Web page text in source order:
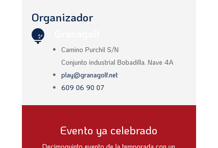
Organizador

Camino Purchil S/N
Conjunto industrial Bobadilla. Nave 4A
play@granagolf.net
609 06 90 07
Evento ya celebrado